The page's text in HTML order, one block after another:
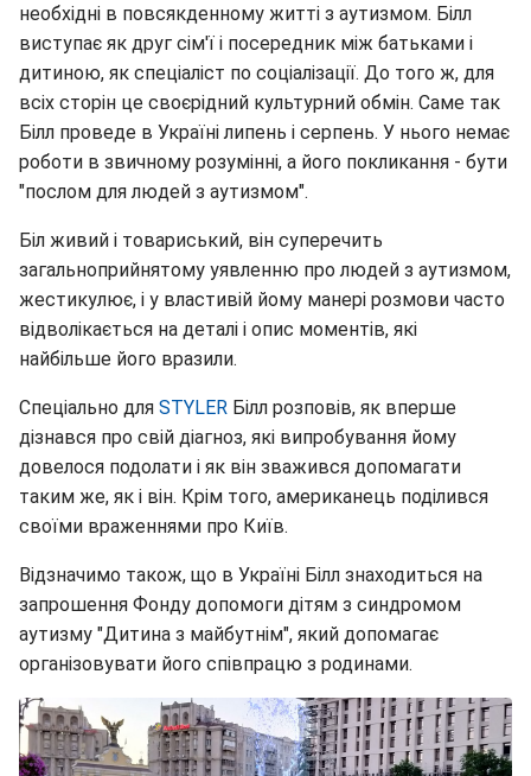
необхідні в повсякденному житті з аутизмом. Білл
виступає як друг сім'ї і посередник між батьками і
дитиною, як спеціаліст по соціалізації. До того ж, для
всіх сторін це своєрідний культурний обмін. Саме так
Білл проведе в Україні липень і серпень. У нього немає
роботи в звичному розумінні, а його покликання - бути
"послом для людей з аутизмом".
Біл живий і товариський, він суперечить
загальноприйнятому уявленню про людей з аутизмом,
жестикулює, і у властивій йому манері розмови часто
відволікається на деталі і опис моментів, які
найбільше його вразили.
Спеціально для STYLER Білл розповів, як вперше
дізнався про свій діагноз, які випробування йому
довелося подолати і як він зважився допомагати
таким же, як і він. Крім того, американець поділився
своїми враженнями про Київ.
Відзначимо також, що в Україні Білл знаходиться на
запрошення Фонду допомоги дітям з синдромом
аутизму "Дитина з майбутнім", який допомагає
організовувати його співпрацю з родинами.